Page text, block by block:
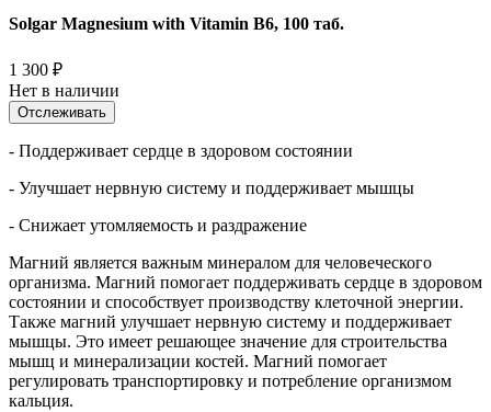
Solgar Magnesium with Vitamin B6, 100 таб.
1 300 ₽
Нет в наличии
Отслеживать
- Поддерживает сердце в здоровом состоянии
- Улучшает нервную систему и поддерживает мышцы
- Снижает утомляемость и раздражение
Магний является важным минералом для человеческого
организма. Магний помогает поддерживать сердце в здоровом
состоянии и способствует производству клеточной энергии.
Также магний улучшает нервную систему и поддерживает
мышцы. Это имеет решающее значение для строительства
мышц и минерализации костей. Магний помогает
регулировать транспортировку и потребление организмом
кальция.